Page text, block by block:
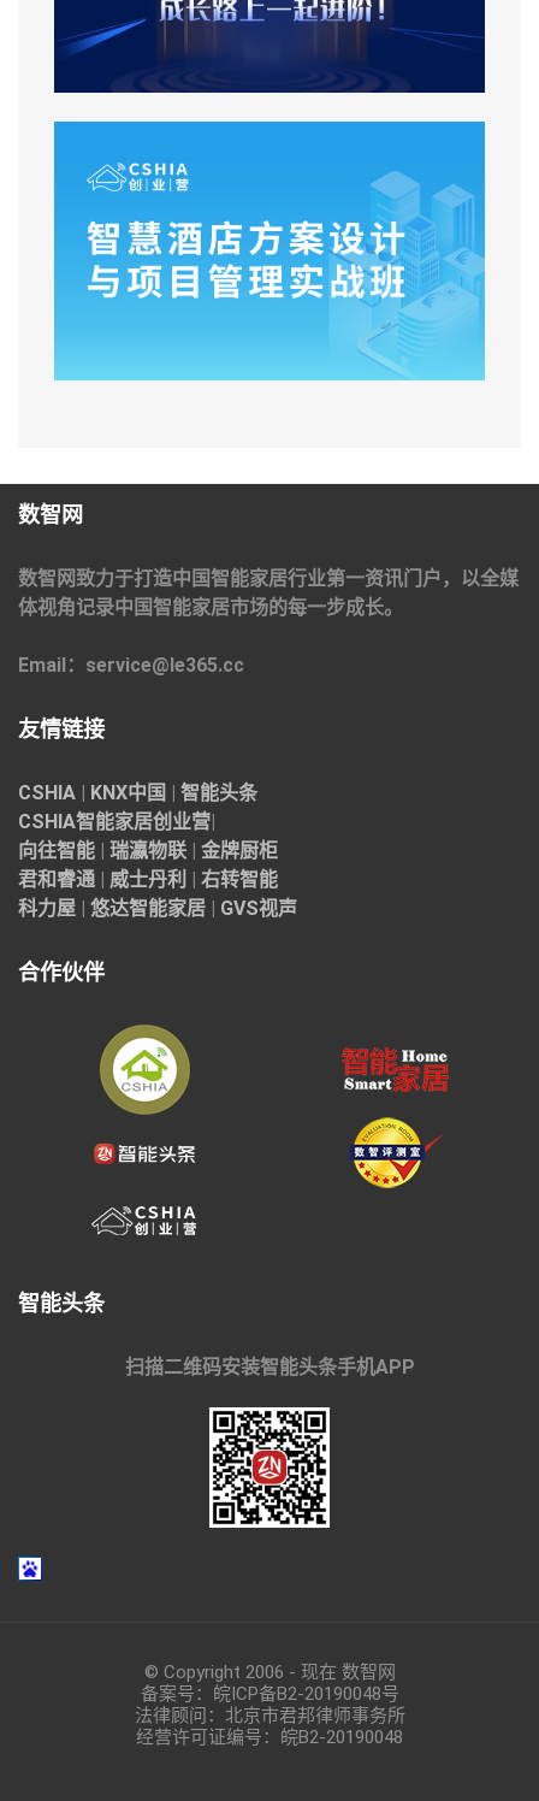
数智网
数智网致力于打造中国智能家居行业第一资讯门户，以全媒
体视角记录中国智能家居市场的每一步成长。
Email：service@le365.cc
友情链接
CSHIA | KNX中国 | 智能头条
CSHIA智能家居创业营|
向往智能 | 瑞瀛物联 | 金牌厨柜
君和睿通 | 威士丹利 | 右转智能
科力屋 | 悠达智能家居 | GVS视声
合作伙伴
智能头条
扫描二维码安装智能头条手机APP
© Copyright 2006 - 现在 数智网
备案号： 皖ICP备B2-20190048号
法律顾问：北京市君邦律师事务所
经营许可证编号：皖B2-20190048